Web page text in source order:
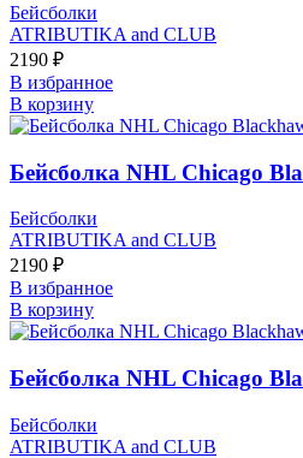
Бейсболки
ATRIBUTIKA and CLUB
2190 ₽
В избранное
В корзину
Бейсболка NHL Chicago
Бейсболки
ATRIBUTIKA and CLUB
2190 ₽
В избранное
В корзину
Бейсболка NHL Chicago
Бейсболки
ATRIBUTIKA and CLUB